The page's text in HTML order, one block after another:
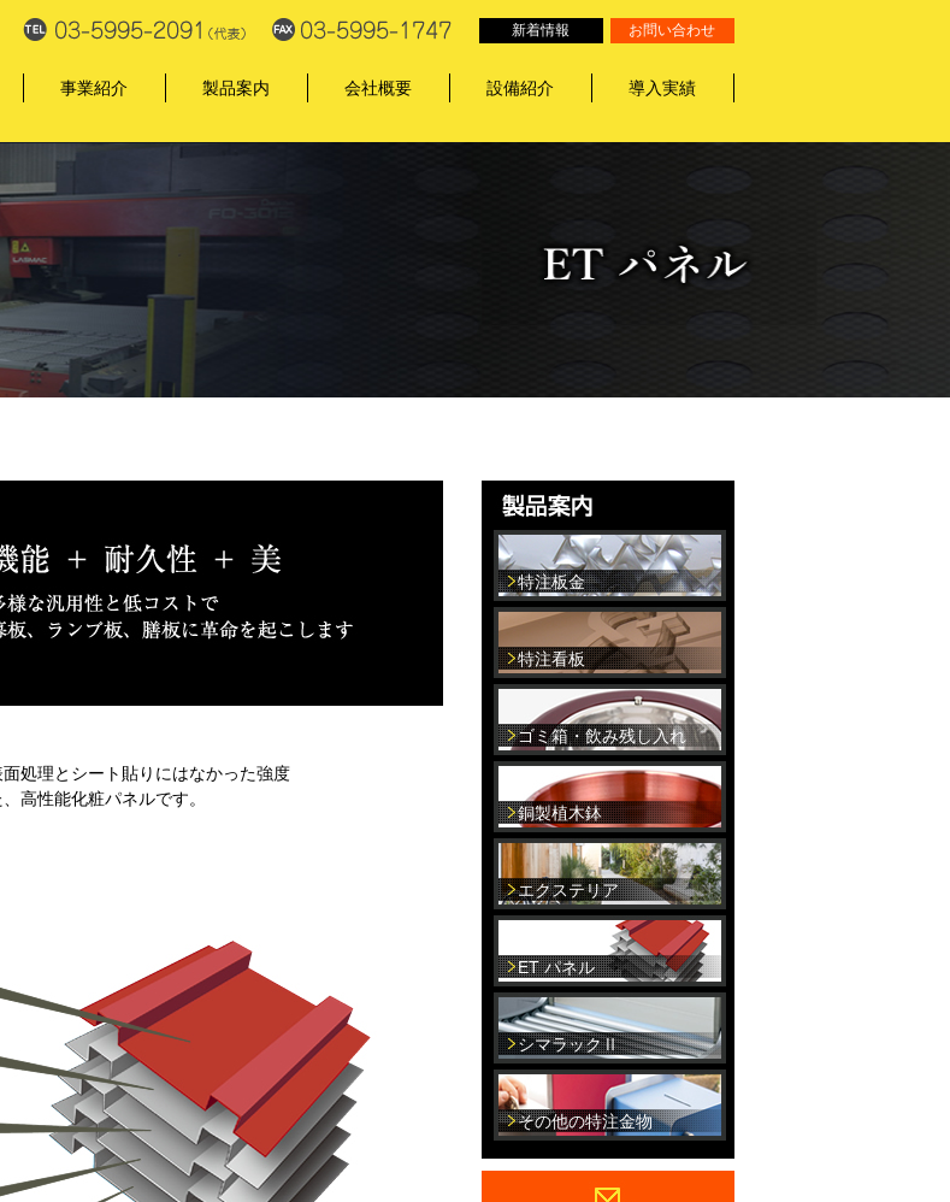
新着情報 お問い合わせ
事業紹介 製品案内 会社概要 設備紹介 導入実績
処理とシート貼りにはなかった強度
高性能化粧パネルです。
特注板金
特注看板
ゴミ箱・飲み残し入れ
銅製植木鉢
エクステリア
ET パネル
シマラックⅡ
その他の特注金物